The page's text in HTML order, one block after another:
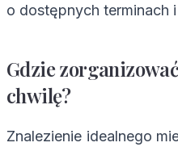
o dostępnych terminach
Gdzie
chwilę?
Znalezienie idealnego